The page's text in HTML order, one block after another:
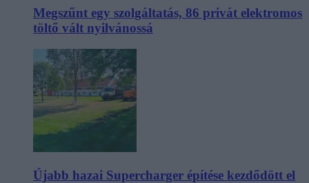
Megszűnt egy szolgáltatás, 86 privát elektromos
töltő vált nyilvánossá
Újabb hazai Supercharger építése kezdődött el